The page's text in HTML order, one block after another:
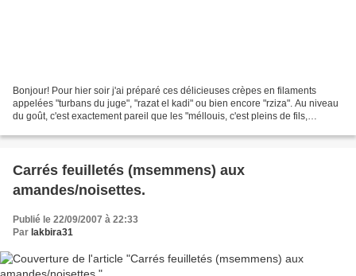
Bonjour! Pour hier soir j'ai préparé ces délicieuses crèpes en filaments
appelées "turbans du juge", "razat el kadi" ou bien encore "rziza". Au niveau
du goût, c'est exactement pareil que les "méllouis, c'est pleins de fils,
Carrés feuilletés (msemmens) aux
amandes/noisettes.
Publié le 22/09/2007 à 22:33
Par lakbira31